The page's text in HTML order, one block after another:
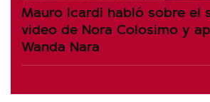
Mauro Icardi habló sobre el
video de Nora Colosimo y
Wanda Nara